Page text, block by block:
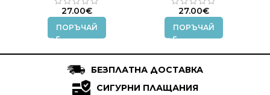
27.00€
ПОРЪЧАЙ
27.00€
ПОРЪЧАЙ
БЕЗПЛАТНА ДОСТАВКА
СИГУРНИ ПЛАЩАНИЯ